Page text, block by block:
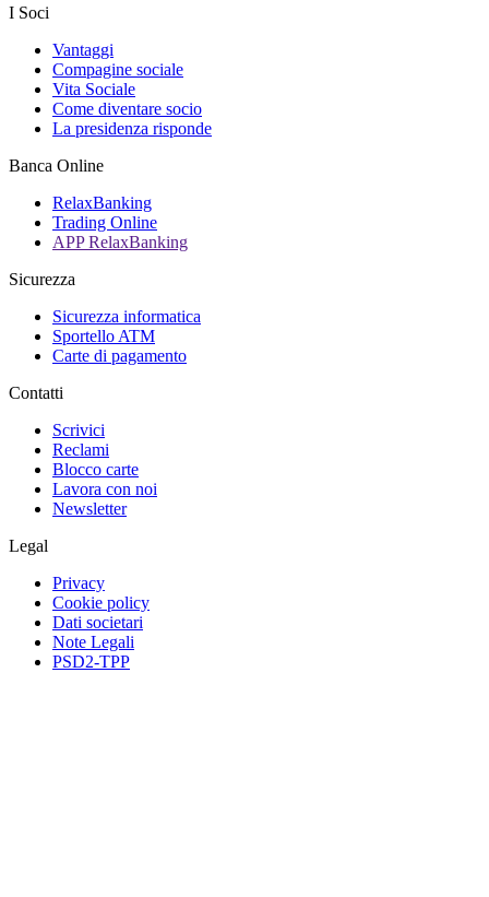
I Soci
Vantaggi
Compagine sociale
Vita Sociale
Come diventare socio
La presidenza risponde
Banca Online
RelaxBanking
Trading Online
APP RelaxBanking
Sicurezza
Sicurezza informatica
Sportello ATM
Carte di pagamento
Contatti
Scrivici
Reclami
Blocco carte
Lavora con noi
Newsletter
Legal
Privacy
Cookie policy
Dati societari
Note Legali
PSD2-TPP